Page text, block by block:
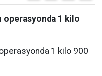
operasyonda 1 kilo
1 kilo 900